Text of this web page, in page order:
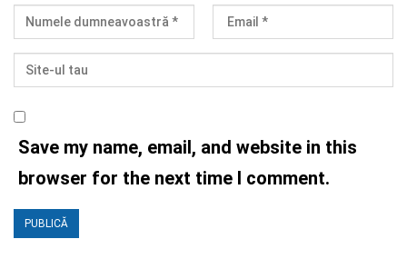
Save my name, email, and website in this
browser for the next time I comment.